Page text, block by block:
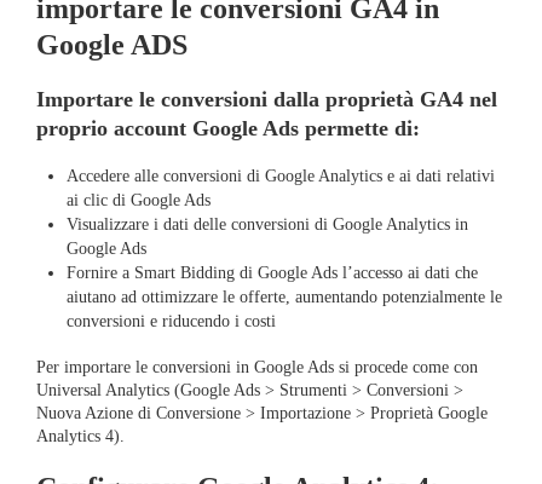
importare le conversioni GA4 in
Google ADS
Importare le conversioni dalla proprietà GA4 nel
proprio account Google Ads permette di:
Accedere alle conversioni di Google Analytics e ai dati relativi
ai clic di Google Ads
Visualizzare i dati delle conversioni di Google Analytics in
Google Ads
Fornire a Smart Bidding di Google Ads l’accesso ai dati che
aiutano ad ottimizzare le offerte, aumentando potenzialmente le
conversioni e riducendo i costi
Per importare le conversioni in Google Ads si procede come con
Universal Analytics (Google Ads > Strumenti > Conversioni >
Nuova Azione di Conversione > Importazione > Proprietà Google
Analytics 4).